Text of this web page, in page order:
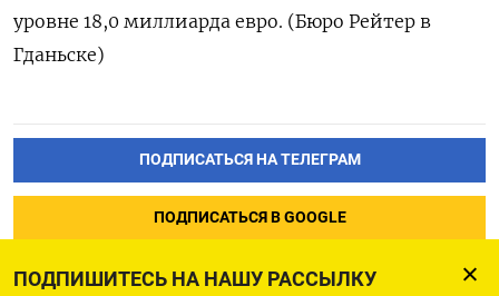
ПОДПИШИТЕСЬ НА НАШУ РАССЫЛКУ
уровне 18,0 миллиарда евро. (Бюро Рейтер в
Гданьске)
ПОДПИСАТЬСЯ НА ТЕЛЕГРАМ
ПОДПИСАТЬСЯ В GOOGLE